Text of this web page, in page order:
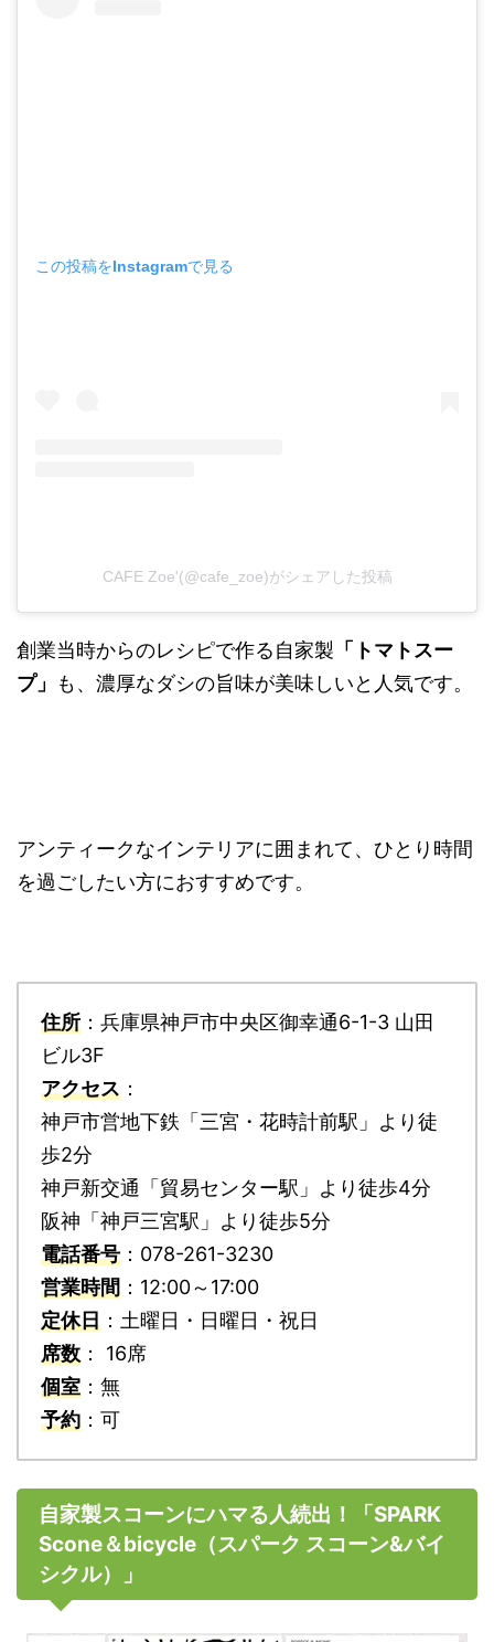
この投稿をInstagramで見る
CAFE Zoe'(@cafe_zoe)がシェアした投稿
創業当時からのレシピで作る自家製 「トマトスー
プ」
も、濃厚なダシの旨味が美味しいと人気です。
アンティークなインテリアに囲まれて、ひとり時間
を過ごしたい方におすすめです。
住所 ：兵庫県神戸市中央区御幸通6-1-3 山田
ビル3F
アクセス ：
神戸市営地下鉄「三宮・花時計前駅」より徒
歩2分
神戸新交通「貿易センター駅」より徒歩4分
阪神「神戸三宮駅」より徒歩5分
電話番号 ：078-261-3230
営業時間 ：12:00～17:00
定休日 ：土曜日・日曜日・祝日
席数 ： 16席
個室 ：無
予約 ：可
自家製スコーンにハマる人続出！「SPARK
Scone＆bicycle（スパーク スコーン&バイ
シクル）」